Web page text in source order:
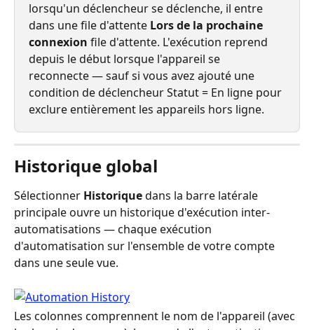
lorsqu'un déclencheur se déclenche, il entre
dans une file d'attente Lors de la prochaine
connexion file d'attente. L'exécution reprend
depuis le début lorsque l'appareil se
reconnecte — sauf si vous avez ajouté une
condition de déclencheur Statut = En ligne pour
exclure entièrement les appareils hors ligne.
Historique global
Sélectionner Historique dans la barre latérale
principale ouvre un historique d'exécution inter-
automatisations — chaque exécution
d'automatisation sur l'ensemble de votre compte
dans une seule vue.
Les colonnes comprennent le nom de l'appareil (avec